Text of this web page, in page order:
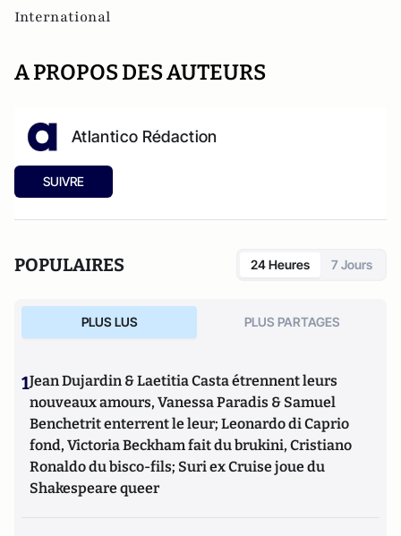
International
A PROPOS DES AUTEURS
Atlantico Rédaction
SUIVRE
POPULAIRES 24 Heures 7 Jours
PLUS LUS PLUS PARTAGES
1Jean Dujardin & Laetitia Casta étrennent leurs
nouveaux amours, Vanessa Paradis & Samuel
Benchetrit enterrent le leur; Leonardo di Caprio
fond, Victoria Beckham fait du brukini, Cristiano
Ronaldo du bisco-fils; Suri ex Cruise joue du
Shakespeare queer